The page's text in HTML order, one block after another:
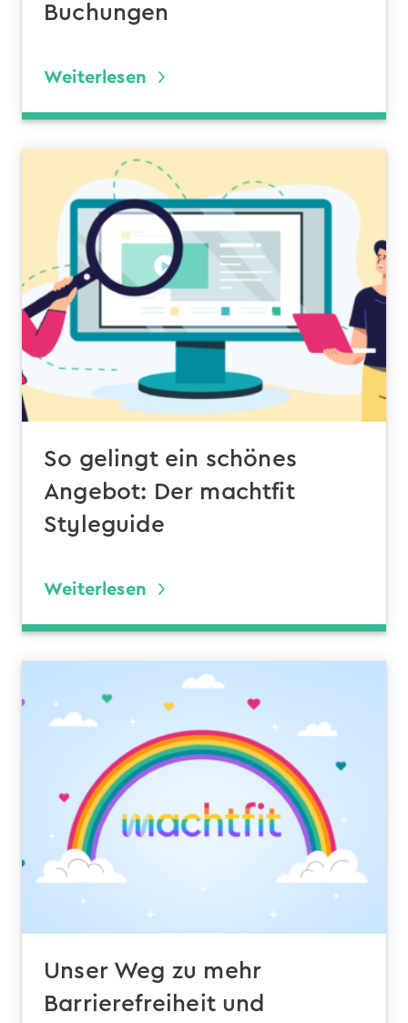
Buchungen
Weiterlesen
So gelingt ein schönes
Angebot: Der machtfit
Styleguide
Weiterlesen
Unser Weg zu mehr
Barrierefreiheit und